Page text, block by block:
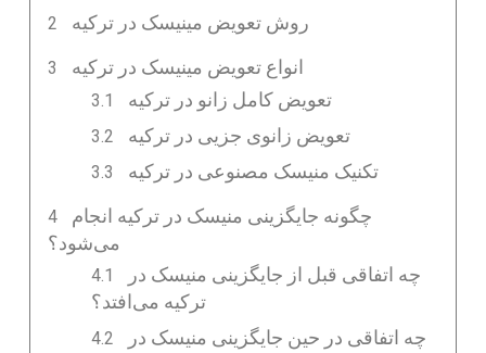
روش تعویض مینیسک در ترکیه
انواع تعویض مینیسک در ترکیه
تعویض کامل زانو در ترکیه
تعویض زانوی جزیی در ترکیه
تکنیک منیسک مصنوعی در ترکیه
چگونه جایگزینی منیسک در ترکیه انجام
می‌شود؟
چه اتفاقی قبل از جایگزینی منیسک در
ترکیه می‌افتد؟
چه اتفاقی در حین جایگزینی منیسک در